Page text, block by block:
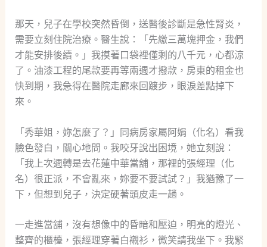
那天，兒子在學校突然昏倒，送醫後診斷是急性腎炎，
需要立刻住院治療。醫生說：「先繳三萬塊押金，我們
才能安排後續。」我摸著口袋裡僅剩的八千元，心都涼
了。油漆工程的尾款要再等兩週才撥款，房東的租金也
快到期，我急得在醫院走廊來回踱步，眼淚差點掉下
來。
「秀華姐，妳怎麼了？」同病房家屬阿娟（化名）看我
臉色發白，關心地問。我咬牙說出困境，她立刻說：
「我上次週轉是去花蓮中華當舖，那裡的張經理（化
名）很正派，不會亂來，妳要不要試試？」我猶豫了一
下，但想到兒子，決定硬著頭皮走一趟。
一走進當舖，沒有想像中的昏暗和壓迫，明亮的燈光、
整齊的櫃檯，張經理穿著白襯衫，微笑請我坐下。我緊